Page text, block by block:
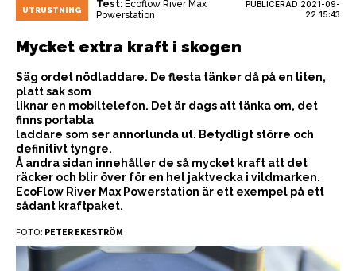
UTRUSTNING
Test: Ecoflow River Max
Powerstation
PUBLICERAD 2021-09-
22 15:43
FOTO: PETER EKESTRÖM
Mycket extra kraft i skogen
Säg ordet nödladdare. De flesta tänker då på en liten,
platt sak som
liknar en mobiltelefon. Det är dags att tänka om, det
finns portabla
laddare som ser annorlunda ut. Betydligt större och
definitivt tyngre.
Å andra sidan innehåller de så mycket kraft att det
räcker och blir över för en hel jaktvecka i vildmarken.
EcoFlow River Max Powerstation är ett exempel på ett
sådant kraftpaket.